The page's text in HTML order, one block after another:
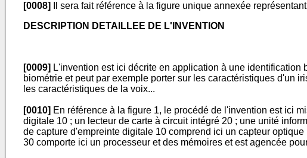
[0008]
Il sera fait référence à la figure unique annexée
DESCRIPTION DETAILLEE DE L'INVENTION
[0009] L'invention est ici décrite en application à une
biométrie et peut par exemple porter sur les caractéristiques d'un
les caractéristiques de la voix...
[0010] En référence à la figure 1, le procédé de l'invention est ici
digitale 10 ; un lecteur de carte à circuit intégré 20 ; une unité
de capture d'empreinte digitale 10 comprend ici un capteur
30 comporte ici un processeur et des mémoires et est agencée